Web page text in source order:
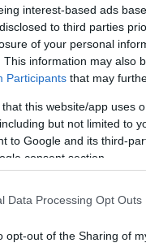
interest-based ads
to third parties
of your personal
This information may also
Participants that may
that this website/app uses
but not limited to
to Google and its third-
consent section.
Data Processing Opt Outs
opt-out of the Sharing of